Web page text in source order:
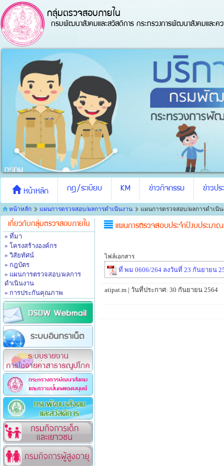
กลุ่มตรวจสอบภายใน
กรมพัฒนาสังคมและสวัสดิการ กระทรวงการพัฒนาสังคมและค
หน้าหลัก กฎ/ระเบียบ KM ข่าวกิจกรรม ข่าวป
หน้าหลัก แผนการตรวจสอบ/ผลการดำเนินงาน แผนการตรวจสอบ/ผลการดำเนิ
เกี่ยวกับกลุ่มตรวจสอบภายใน
» ที่มา
» โครงสร้างองค์กร
» วิสัยทัศน์
» กฎบัตร
» แผนการตรวจสอบ/ผลการ
ดำเนินงาน
» การประกันคุณภาพ
แผนการตรวจสอบประจำปีงบประมา
ไฟล์เอกสาร
ที่ พม 0606/264 ลงวันที่ 23 กันยายน
atipat.m | วันที่ประกาศ: 30 กันยายน 2564